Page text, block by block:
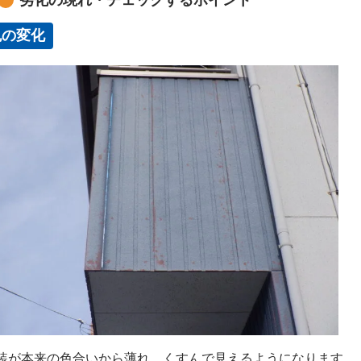
変化
が本来の色合いから薄れ、くすんで見えるようになります。